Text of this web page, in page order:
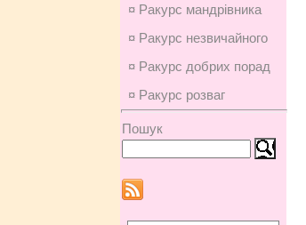
¤ Ракурс мандрівника
¤ Ракурс незвичайного
¤ Ракурс добрих порад
¤ Ракурс розваг
Пошук